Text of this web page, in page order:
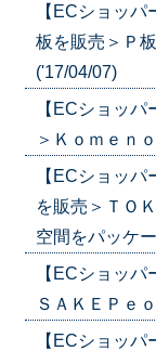
【ECショッ
板を販売＞Ｐ
('17/04/07)
【ECショッ
＞Ｋｏｍｅｎ
【ECショッ
を販売＞ＴＯ
空間をパッケ
【ECショッ
ＳＡＫＥＰｅ
【ECショッ